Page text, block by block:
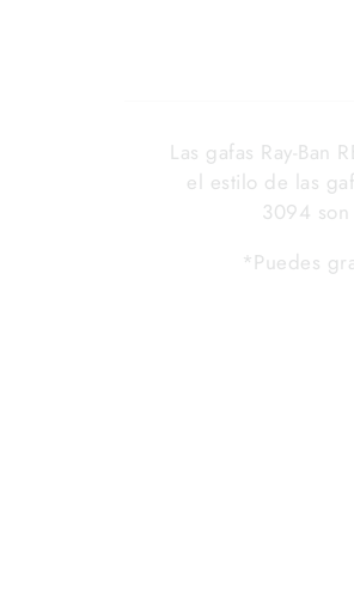
Las gafas Ray-Ban
el estilo de las
3094
*Puedes